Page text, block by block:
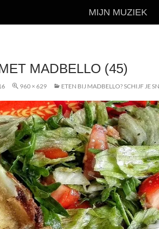
MIJN MUZIEK
MADBELLO (45)
960 × 629 ETEN BIJ MADBELLO? SCHIJF JE